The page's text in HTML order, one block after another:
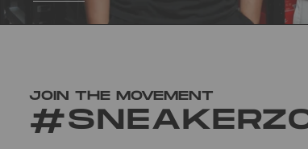
JOIN THE MOVEMENT